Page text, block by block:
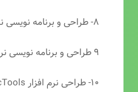
۸- طراحی و برنامه نویسی نرم افزار پاراد (پرداخت از راه دور انجمن مددکاری امام زمان(عج))
۹ طراحی و برنامه نویسی نرم افزار مدیریت استخدام خیریه حضرت ابوالفضل (ع)
۱۰- طراحی نرم افزار SyncTools برای همگام سازی دیتابیس های SQL Server